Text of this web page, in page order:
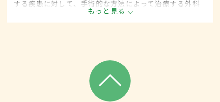
する疾患に対して、手術的な方法によって治療する外科
もっと見る